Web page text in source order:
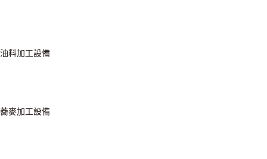
油料加工設備
蕎麥加工設備